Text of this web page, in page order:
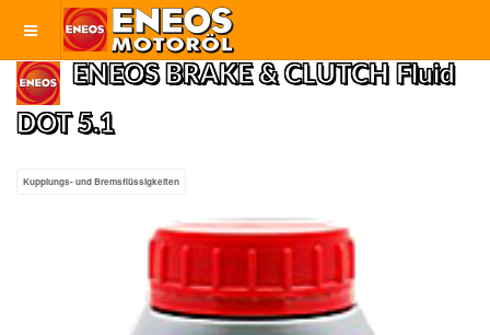
ENEOS BRAKE & CLUTCH Fluid
DOT 5.1
Kupplungs- und Bremsflüssigkeiten